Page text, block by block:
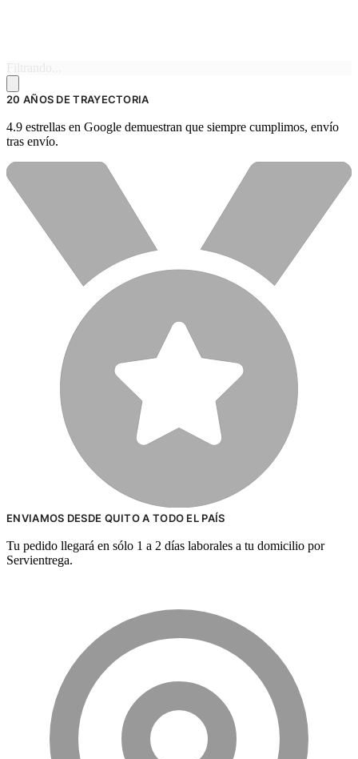
20 AÑOS DE TRAYECTORIA
4.9 estrellas en Google demuestran que siempre cumplimos, envío
tras envío.
ENVIAMOS DESDE QUITO A TODO EL PAÍS
Tu pedido llegará en sólo 1 a 2 días laborales a tu domicilio por
Servientrega.